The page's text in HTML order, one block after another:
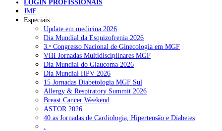
NOTÍCIAS RECENTES
Quase 11.900 jovens recorreram aos cheques psicólogo e
nutricionista no primeiro mês 7 de Agosto, 2026
ULS de Coimbra estreia cirurgia endoscópica do ouvido com
apoio robótico em Portugal 7 de Agosto, 2026
Enfermeiros exigem esclarecimentos sobre eventual gestão
privada da ULS do Algarve
LOGIN PROFISSIONAIS
JMF
Especiais
Update em medicina 2026
Dia Mundial da Esquizofrenia 2026
3.ᵒ Congresso Nacional de Ginecologia em MGF
VIII Jornadas Multidisciplinares MGF
Dia Mundial do Glaucoma 2026
Dia Mundial HPV 2026
15 Jornadas Diabetologia MGF Sul
Allergy & Respiratory Summit 2026
Breast Cancer Weekend
ASTOR 2026
40.as Jornadas de Cardiologia, Hipertensão e Diabetes
.